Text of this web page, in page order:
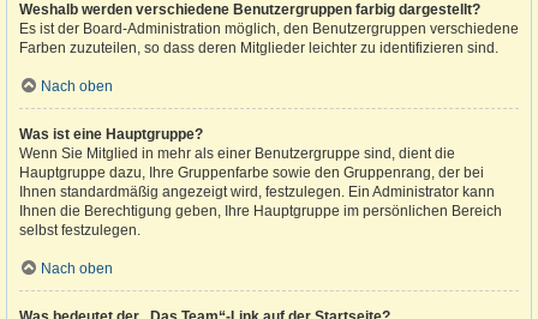
Weshalb werden verschiedene Benutzergruppen farbig dargestellt?
Es ist der Board-Administration möglich, den Benutzergruppen verschiedene
Farben zuzuteilen, so dass deren Mitglieder leichter zu identifizieren sind.
Nach oben
Was ist eine Hauptgruppe?
Wenn Sie Mitglied in mehr als einer Benutzergruppe sind, dient die
Hauptgruppe dazu, Ihre Gruppenfarbe sowie den Gruppenrang, der bei
Ihnen standardmäßig angezeigt wird, festzulegen. Ein Administrator kann
Ihnen die Berechtigung geben, Ihre Hauptgruppe im persönlichen Bereich
selbst festzulegen.
Nach oben